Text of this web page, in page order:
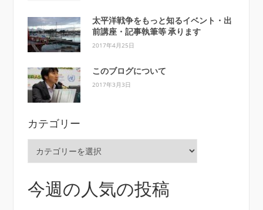
太平洋戦争をもっと知るイベント・出
前講座・記事執筆等 承ります
2017年4月25日
このブログについて
2017年3月3日
カテゴリー
リ
ー
今週の人気の投稿